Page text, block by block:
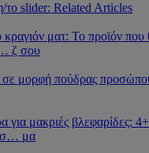
το slider: Related Articles
ματ: Το προϊόν που
ζ σου
μορφή πούδρας
μακριές βλεφαρίδες:
… μα